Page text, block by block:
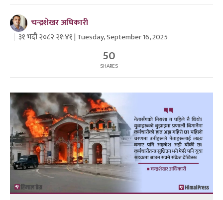
चन्द्रशेखर अधिकारी
३१ भदौ २०८२ २१:४१ | Tuesday, September 16, 2025
50
SHARES